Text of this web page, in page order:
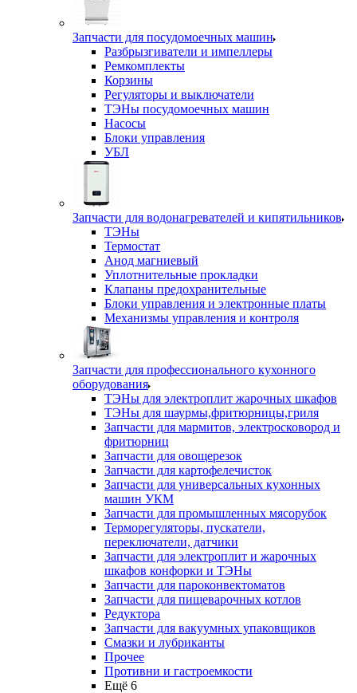
Запчасти для посудомоечных машин
Разбрызгиватели и импеллеры
Ремкомплекты
Корзины
Регуляторы и выключатели
ТЭНы посудомоечных машин
Насосы
Блоки управления
УБЛ
Запчасти для водонагревателей и кипятильников
ТЭНы
Термостат
Анод магниевый
Уплотнительные прокладки
Клапаны предохранительные
Блоки управления и электронные платы
Механизмы управления и контроля
Запчасти для профессионального кухонного
оборудования
ТЭНы для электроплит жарочных шкафов
ТЭНы для шаурмы,фритюрницы,гриля
Запчасти для мармитов, электросковород и
фритюрниц
Запчасти для овощерезок
Запчасти для картофелечисток
Запчасти для универсальных кухонных
машин УКМ
Запчасти для промышленных мясорубок
Терморегуляторы, пускатели,
переключатели, датчики
Запчасти для электроплит и жарочных
шкафов конфорки и ТЭНы
Запчасти для пароконвектоматов
Запчасти для пищеварочных котлов
Редуктора
Запчасти для вакуумных упаковщиков
Смазки и лубриканты
Прочее
Противни и гастроемкости
Ещё 6